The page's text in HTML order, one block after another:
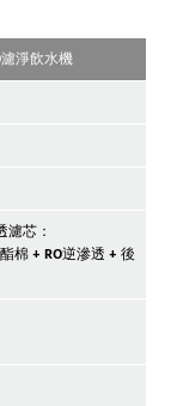
淨飲水機
濾芯：
棉 + RO逆滲透 + 後